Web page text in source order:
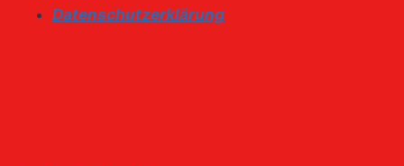
Datenschutzerklärung